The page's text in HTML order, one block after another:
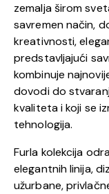
zemalja širom
savremen način,
kreativnosti,
predstavljajući
kombinuje
dovodi do
kvaliteta i koji se
tehnologija.
Furla kolekcija
elegantnih linija,
užurbane,